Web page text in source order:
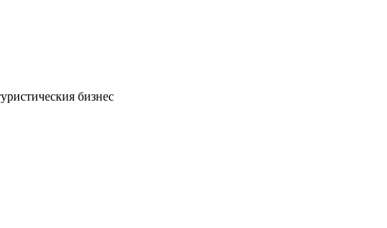
бизнес